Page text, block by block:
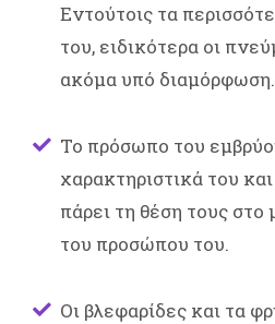
Εντούτοις τα
του, ειδικότερα οι
ακόμα υπό διαμόρφωση.
Το πρόσωπο του
χαρακτηριστικά του
πάρει τη θέση τους στο
του προσώπου του.
Οι βλεφαρίδες και τα